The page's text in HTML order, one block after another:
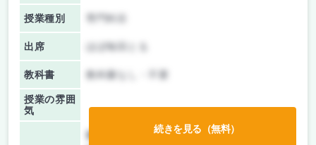
授業種別
出席 ほぼ毎回とる
教科書 教科書なし・不要
授業の雰囲
気
前期/中間：
テストのみ
続きを見る（無料）